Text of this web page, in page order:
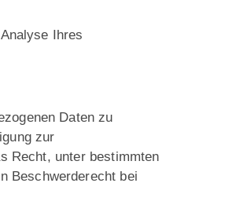
Ihres
Daten zu
zur
Recht, unter bestimmten
Beschwerderecht bei